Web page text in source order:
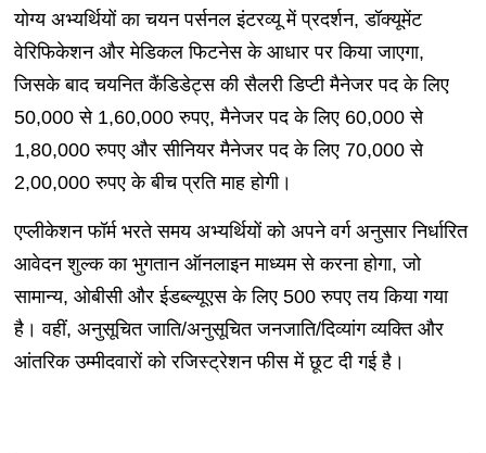
योग्य अभ्यर्थियों का चयन पर्सनल इंटरव्यू में प्रदर्शन, डॉक्यूमेंट
वेरिफिकेशन और मेडिकल फिटनेस के आधार पर किया जाएगा,
जिसके बाद चयनित कैंडिडेट्स की सैलरी डिप्टी मैनेजर पद के लिए
50,000 से 1,60,000 रुपए, मैनेजर पद के लिए 60,000 से
1,80,000 रुपए और सीनियर मैनेजर पद के लिए 70,000 से
2,00,000 रुपए के बीच प्रति माह होगी।
एप्लीकेशन फॉर्म भरते समय अभ्यर्थियों को अपने वर्ग अनुसार निर्धारित
आवेदन शुल्क का भुगतान ऑनलाइन माध्यम से करना होगा, जो
सामान्य, ओबीसी और ईडब्ल्यूएस के लिए 500 रुपए तय किया गया
है। वहीं, अनुसूचित जाति/अनुसूचित जनजाति/दिव्यांग व्यक्ति और
आंतरिक उम्मीदवारों को रजिस्ट्रेशन फीस में छूट दी गई है।